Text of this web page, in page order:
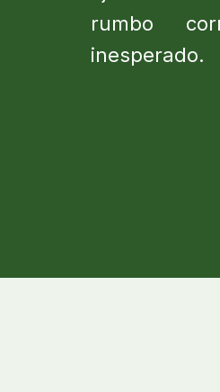
rumbo
inesperado.